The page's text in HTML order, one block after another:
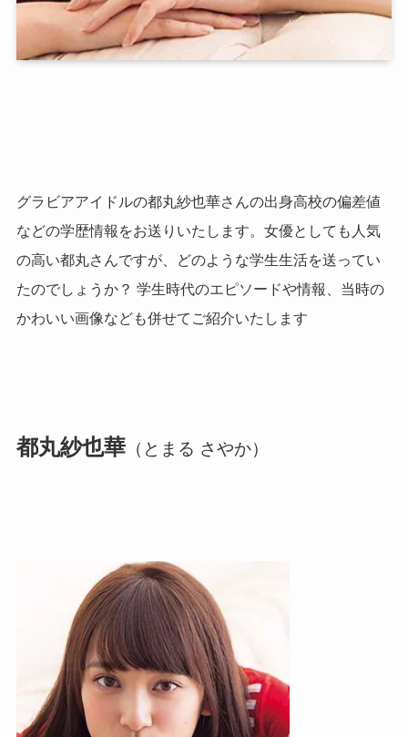
グラビアアイドルの都丸紗也華さんの出身高校の偏差値
などの学歴情報をお送りいたします。女優としても人気
の高い都丸さんですが、どのような学生生活を送ってい
たのでしょうか？ 学生時代のエピソードや情報、当時の
かわいい画像なども併せてご紹介いたします
都丸紗也華（とまる さやか）